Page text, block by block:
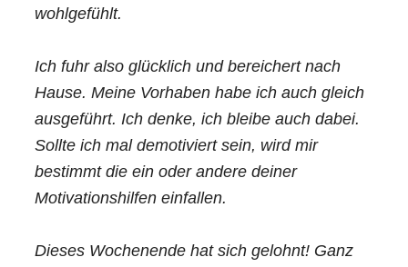
wohlgefühlt.
Ich fuhr also glücklich und bereichert nach
Hause. Meine Vorhaben habe ich auch gleich
ausgeführt. Ich denke, ich bleibe auch dabei.
Sollte ich mal demotiviert sein, wird mir
bestimmt die ein oder andere deiner
Motivationshilfen einfallen.
Dieses Wochenende hat sich gelohnt! Ganz